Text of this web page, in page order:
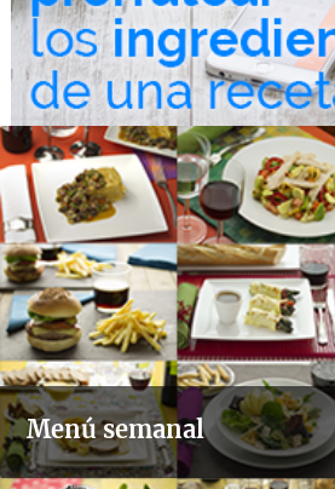
Menú semanal